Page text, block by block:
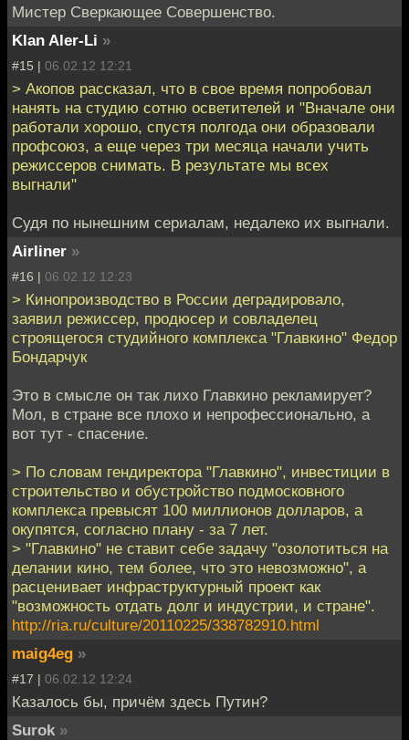
Мистер Сверкающее Совершенство.
Klan Aler-Li »
#15 | 06.02.12 12:21
> Акопов рассказал, что в свое время попробовал
нанять на студию сотню осветителей и "Вначале они
работали хорошо, спустя полгода они образовали
профсоюз, а еще через три месяца начали учить
режиссеров снимать. В результате мы всех
выгнали"
Судя по нынешним сериалам, недалеко их выгнали.
Airliner »
#16 | 06.02.12 12:23
> Кинопроизводство в России деградировало,
заявил режиссер, продюсер и совладелец
строящегося студийного комплекса "Главкино" Федор
Бондарчук
Это в смысле он так лихо Главкино рекламирует?
Мол, в стране все плохо и непрофессионально, а
вот тут - спасение.
> По словам гендиректора "Главкино", инвестиции в
строительство и обустройство подмосковного
комплекса превысят 100 миллионов долларов, а
окупятся, согласно плану - за 7 лет.
> "Главкино" не ставит себе задачу "озолотиться на
делании кино, тем более, что это невозможно", а
расценивает инфраструктурный проект как
"возможность отдать долг и индустрии, и стране".
http://ria.ru/culture/20110225/338782910.html
maig4eg »
#17 | 06.02.12 12:24
Казалось бы, причём здесь Путин?
Surok »